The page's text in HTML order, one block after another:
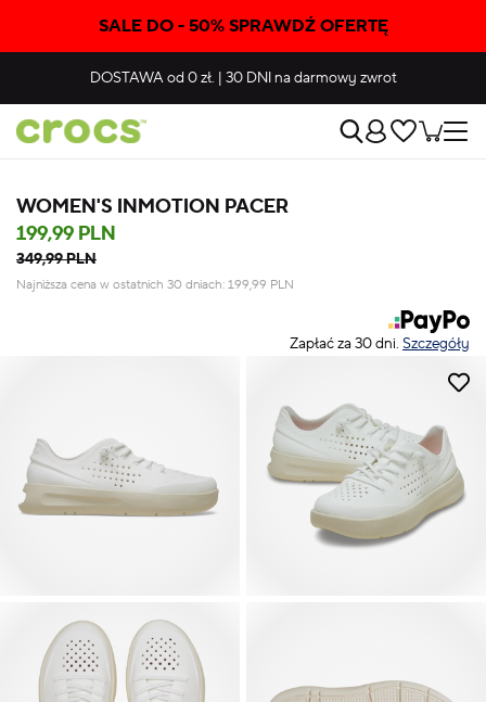
SALE DO - 50% SPRAWDŹ OFERTĘ
DOSTAWAod 0 zł. | 30 DNIna darmowy zwrot
WOMEN'S INMOTION PACER
199,99 PLN
349,99 PLN
Najniższa cena w ostatnich 30 dniach: 199,99 PLN
Zapłać za 30 dni. Szczegóły